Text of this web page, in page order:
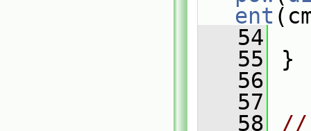
ent
   54
   55
}
   56
   57
   58
//